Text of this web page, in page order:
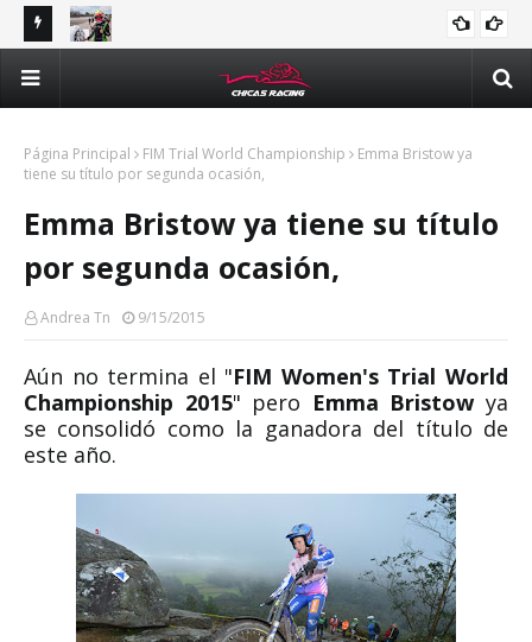
Majo Rodríguez apunta a seguir escalando posiciones en
Challenge Series durante la visita a Querétaro
Página Principal FIM Trial World Championship
Emma Bristow ya
tiene su título por segunda ocasión,
Emma Bristow ya tiene su título
por segunda ocasión,
Andrea Tn 9/15/2015
Aún no termina el "FIM Women's Trial World
Championship 2015" pero Emma Bristow ya
se consolidó como la ganadora del título de
este año.